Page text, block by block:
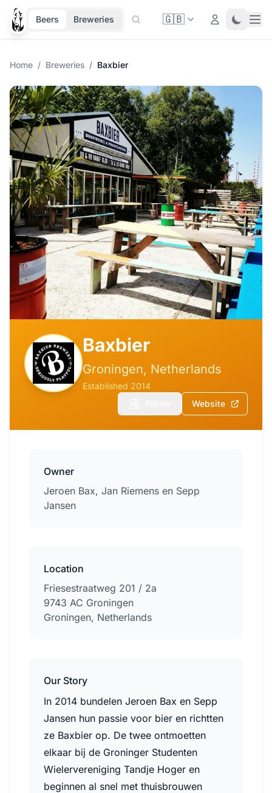
Beers Breweries 🇬🇧 Login Toggle
Home / Breweries / Baxbier
Baxbier
Groningen, Netherlands
Established 2014
Website
Owner
Jeroen Bax, Jan Riemens en Sepp
Jansen
Location
Friesestraatweg 201 / 2a
9743 AC Groningen
Groningen, Netherlands
Our Story
In 2014 bundelen Jeroen Bax en Sepp
Jansen hun passie voor bier en richtten
ze Baxbier op. De twee ontmoetten
elkaar bij de Groninger Studenten
Wielervereniging Tandje Hoger en
beginnen al snel met thuisbrouwen